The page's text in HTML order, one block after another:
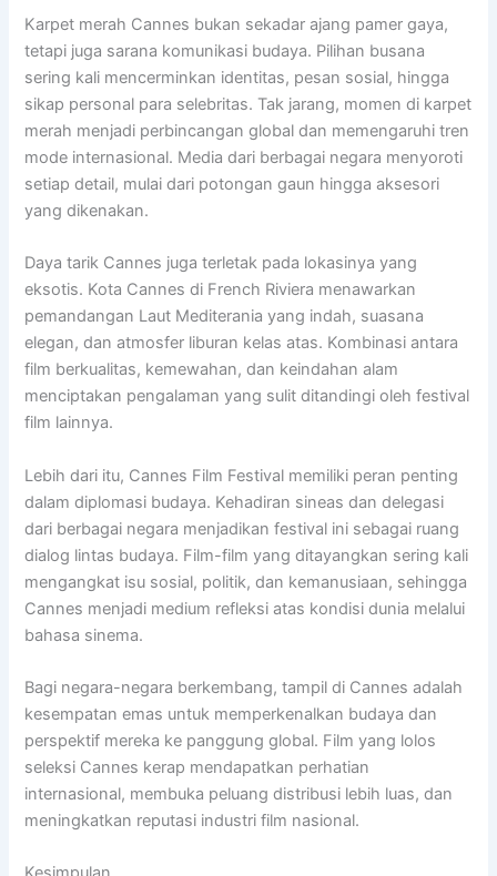
Karpet merah Cannes bukan sekadar ajang pamer gaya,
tetapi juga sarana komunikasi budaya. Pilihan busana
sering kali mencerminkan identitas, pesan sosial, hingga
sikap personal para selebritas. Tak jarang, momen di karpet
merah menjadi perbincangan global dan memengaruhi tren
mode internasional. Media dari berbagai negara menyoroti
setiap detail, mulai dari potongan gaun hingga aksesori
yang dikenakan.
Daya tarik Cannes juga terletak pada lokasinya yang
eksotis. Kota Cannes di French Riviera menawarkan
pemandangan Laut Mediterania yang indah, suasana
elegan, dan atmosfer liburan kelas atas. Kombinasi antara
film berkualitas, kemewahan, dan keindahan alam
menciptakan pengalaman yang sulit ditandingi oleh festival
film lainnya.
Lebih dari itu, Cannes Film Festival memiliki peran penting
dalam diplomasi budaya. Kehadiran sineas dan delegasi
dari berbagai negara menjadikan festival ini sebagai ruang
dialog lintas budaya. Film-film yang ditayangkan sering kali
mengangkat isu sosial, politik, dan kemanusiaan, sehingga
Cannes menjadi medium refleksi atas kondisi dunia melalui
bahasa sinema.
Bagi negara-negara berkembang, tampil di Cannes adalah
kesempatan emas untuk memperkenalkan budaya dan
perspektif mereka ke panggung global. Film yang lolos
seleksi Cannes kerap mendapatkan perhatian
internasional, membuka peluang distribusi lebih luas, dan
meningkatkan reputasi industri film nasional.